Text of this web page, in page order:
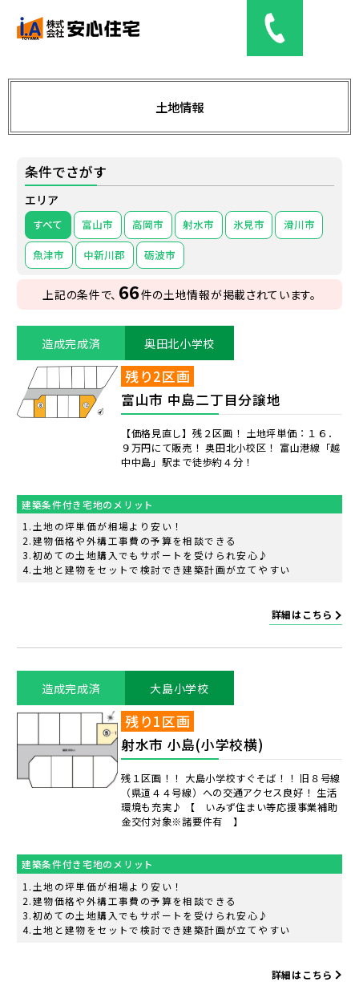
土地情報
web見学
会社概要
お問い合わせ
土地情報
条件でさがす
エリア
すべて 富山市 高岡市 射水市 氷見市
滑川市
魚津市
中新川郡 砺波市
上記の条件で、 66件の土地情報が掲載されています。
造成完成済 奥田北小学校
残り2区画
富山市 中島二丁目分譲地
【価格見直し】残２区画！ 土地坪単価：１６．
９万円にて販売！ 奥田北小校区！ 富山港線「越
中中島」駅まで徒歩約４分！
建築条件付き宅地のメリット
土地の坪単価が相場より安い！
建物価格や外構工事費の予算を相談できる
初めての土地購入でもサポートを受けられ安心♪
土地と建物をセットで検討でき建築計画が立てやすい
詳細はこちら
造成完成済 大島小学校
残り1区画
射水市 小島(小学校横)
残１区画！！ 大島小学校すぐそば！！ 旧８号線
（県道４４号線）への交通アクセス良好！ 生活
環境も充実♪ 【 いみず住まい等応援事業補助
金交付対象※諸要件有 】
建築条件付き宅地のメリット
土地の坪単価が相場より安い！
建物価格や外構工事費の予算を相談できる
初めての土地購入でもサポートを受けられ安心♪
土地と建物をセットで検討でき建築計画が立てやすい
詳細はこちら